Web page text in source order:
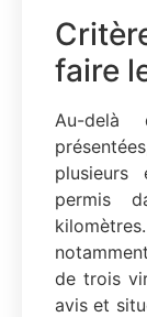
faire
Au-delà
plusieurs
permis
de trois
avis et